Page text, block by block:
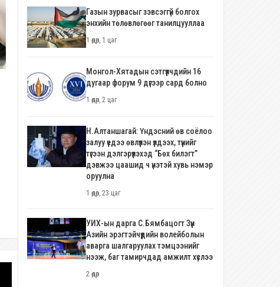
Газын зурвасыг зэвсэггүй болгох
энхийн төлөвлөгөөг танилцууллаа
1 өдөр, 1 цаг
Монгол-Хятадын сэтгүүлчдийн 16
дугаар форум 9 дүгээр сард болно
1 өдөр, 2 цаг
Н.Алтаншагай: Үндэсний өв соёлоо
залуу үедээ өвлүүлэн үлдээх, түүнийг
түгээн дэлгэрүүлэхэд “Бөх билэгт”
дэвжээ цаашид ч үнэтэй хувь нэмэр
оруулна
1 өдөр, 23 цаг
УИХ-ын дарга С.Бямбацогт Зүүн
Азийн эрэгтэйчүүдийн волейболын
аварга шалгаруулах тэмцээнийг
нээж, баг тамирчдад амжилт хүслээ
2 өдөр